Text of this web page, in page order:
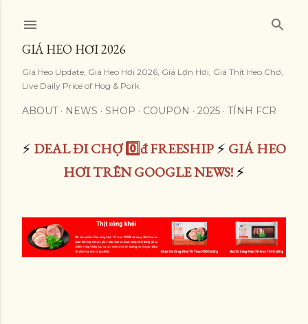
GIÁ HEO HƠI 2026
Giá Heo Update, Giá Heo Hơi 2026, Giá Lợn Hơi, Giá Thịt Heo Chợ,
Live Daily Price of Hog & Pork
ABOUT NEWS SHOP COUPON 2025 TÍNH FCR
⚡ DEAL ĐI CHỢ 0️⃣đ FREESHIP⚡ GIÁ HEO
HƠI TRÊN GOOGLE NEWS!⚡